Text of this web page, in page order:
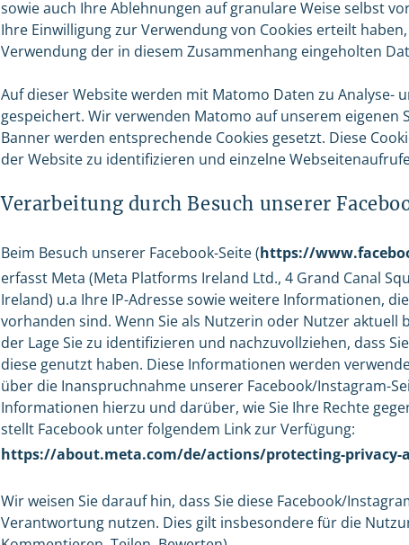
sowie auch Ihre Ablehnungen auf granulare Weise selbst
Ihre Einwilligung zur Verwendung von Cookies erteilt
Verwendung der in diesem Zusammenhang eingeholten
Auf dieser Website werden mit Matomo Daten zu Analyse-
gespeichert. Wir verwenden Matomo auf unserem eigenen
Banner werden entsprechende Cookies gesetzt. Diese
der Website zu identifizieren und einzelne
Verarbeitung durch Besuch unserer
Beim Besuch unserer Facebook-Seite (https://
erfasst Meta (Meta Platforms Ireland Ltd., 4 Grand Canal
Ireland) u.a Ihre IP-Adresse sowie weitere Informationen,
vorhanden sind. Wenn Sie als Nutzerin oder Nutzer aktuell
der Lage Sie zu identifizieren und nachzuvollziehen, dass
diese genutzt haben. Diese Informationen werden
über die Inanspruchnahme unserer Facebook/Instagram-
Informationen hierzu und darüber, wie Sie Ihre Rechte
stellt Facebook unter folgendem Link zur Verfügung:
https://about.meta.com/de/actions/protecting-privacy-
Wir weisen Sie darauf hin, dass Sie diese Facebook/
Verantwortung nutzen. Dies gilt insbesondere für die